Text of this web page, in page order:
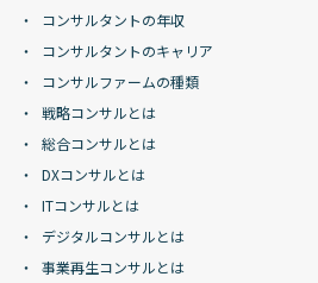
コンサルタントの年収
コンサルタントのキャリア
コンサルファームの種類
戦略コンサルとは
総合コンサルとは
DXコンサルとは
ITコンサルとは
デジタルコンサルとは
事業再生コンサルとは